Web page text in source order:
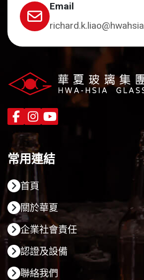
Email
常用連結
首頁
關於華夏
企業社會責任
認證及設備
聯絡我們